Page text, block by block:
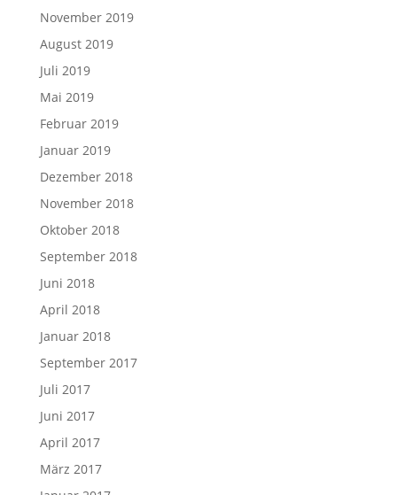
November 2019
August 2019
Juli 2019
Mai 2019
Februar 2019
Januar 2019
Dezember 2018
November 2018
Oktober 2018
September 2018
Juni 2018
April 2018
Januar 2018
September 2017
Juli 2017
Juni 2017
April 2017
März 2017